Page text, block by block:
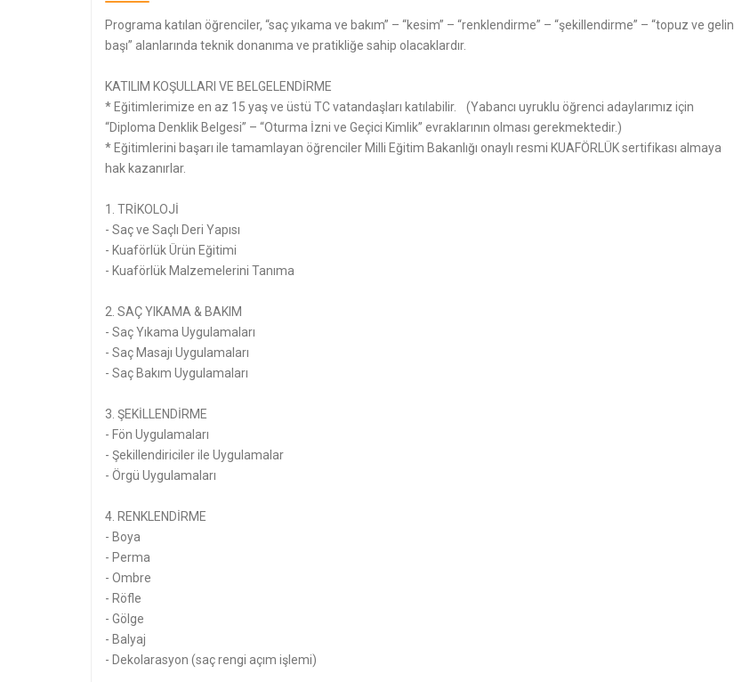
Programa katılan öğrenciler, “saç yıkama ve bakım” – “kesim” – “renklendirme” – “şekillendirme” – “topuz ve gelin
başı” alanlarında teknik donanıma ve pratikliğe sahip olacaklardır.
KATILIM KOŞULLARI VE BELGELENDİRME
* Eğitimlerimize en az 15 yaş ve üstü TC vatandaşları katılabilir. (Yabancı uyruklu öğrenci adaylarımız için
“Diploma Denklik Belgesi” – “Oturma İzni ve Geçici Kimlik” evraklarının olması gerekmektedir.)
* Eğitimlerini başarı ile tamamlayan öğrenciler Milli Eğitim Bakanlığı onaylı resmi KUAFÖRLÜK sertifikası almaya
hak kazanırlar.
1. TRİKOLOJİ
- Saç ve Saçlı Deri Yapısı
- Kuaförlük Ürün Eğitimi
- Kuaförlük Malzemelerini Tanıma
2. SAÇ YIKAMA & BAKIM
- Saç Yıkama Uygulamaları
- Saç Masajı Uygulamaları
- Saç Bakım Uygulamaları
3. ŞEKİLLENDİRME
- Fön Uygulamaları
- Şekillendiriciler ile Uygulamalar
- Örgü Uygulamaları
4. RENKLENDİRME
- Boya
- Perma
- Ombre
- Röfle
- Gölge
- Balyaj
- Dekolarasyon (saç rengi açım işlemi)